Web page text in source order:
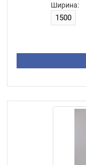
Ширина: